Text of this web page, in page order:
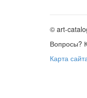
© art-
Вопросы?
Карта